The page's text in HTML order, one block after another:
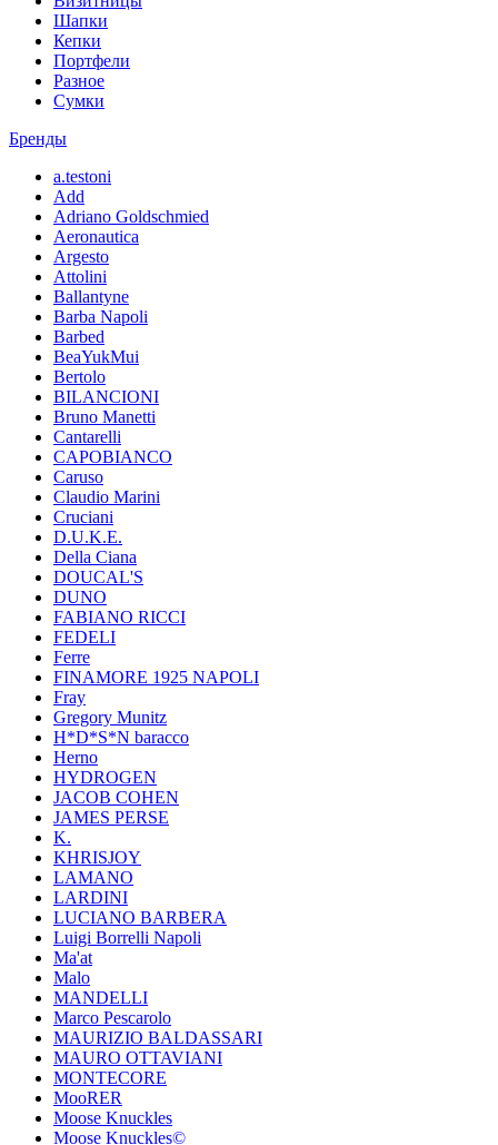
Шапки
Кепки
Портфели
Разное
Сумки
Бренды
a.testoni
Add
Adriano Goldschmied
Aeronautica
Argesto
Attolini
Ballantyne
Barba Napoli
Barbed
BeaYukMui
Bertolo
BILANCIONI
Bruno Manetti
Cantarelli
CAPOBIANCO
Caruso
Claudio Marini
Cruciani
D.U.K.E.
Della Ciana
DOUCAL'S
DUNO
FABIANO RICCI
FEDELI
Ferre
FINAMORE 1925 NAPOLI
Fray
Gregory Munitz
H*D*S*N baracco
Herno
HYDROGEN
JACOB COHEN
JAMES PERSE
K.
KHRISJOY
LAMANO
LARDINI
LUCIANO BARBERA
Luigi Borrelli Napoli
Ma'at
Malo
MANDELLI
Marco Pescarolo
MAURIZIO BALDASSARI
MAURO OTTAVIANI
MONTECORE
MooRER
Moose Knuckles
Moose Knuckles©️